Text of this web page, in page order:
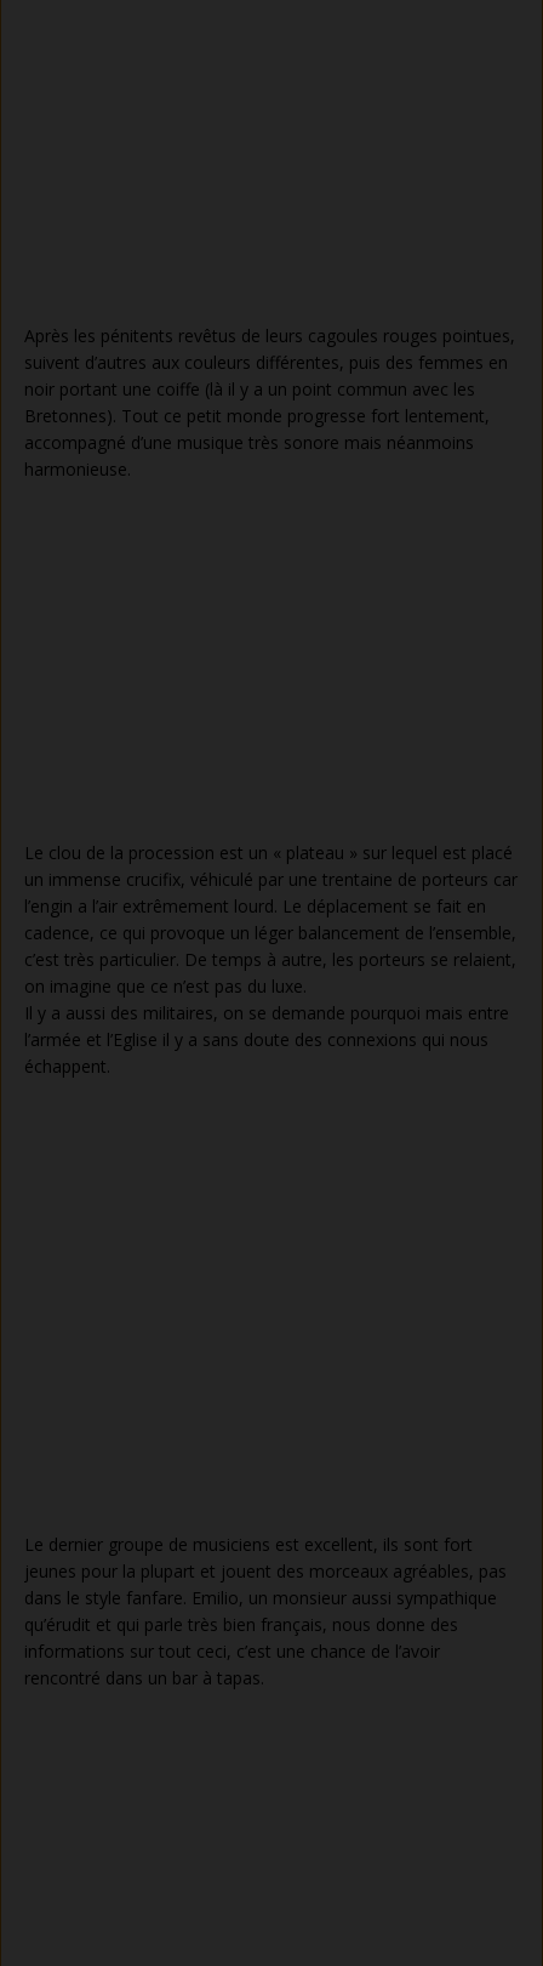
Après les pénitents revêtus de leurs cagoules rouges pointues,
suivent d’autres aux couleurs différentes, puis des femmes en
noir portant une coiffe (là il y a un point commun avec les
Bretonnes). Tout ce petit monde progresse fort lentement,
accompagné d’une musique très sonore mais néanmoins
harmonieuse.
Le clou de la procession est un « plateau » sur lequel est placé
un immense crucifix, véhiculé par une trentaine de porteurs car
l’engin a l’air extrêmement lourd. Le déplacement se fait en
cadence, ce qui provoque un léger balancement de l’ensemble,
c’est très particulier. De temps à autre, les porteurs se relaient,
on imagine que ce n’est pas du luxe.
Il y a aussi des militaires, on se demande pourquoi mais entre
l’armée et l’Eglise il y a sans doute des connexions qui nous
échappent.
Le dernier groupe de musiciens est excellent, ils sont fort
jeunes pour la plupart et jouent des morceaux agréables, pas
dans le style fanfare. Emilio, un monsieur aussi sympathique
qu’érudit et qui parle très bien français, nous donne des
informations sur tout ceci, c’est une chance de l’avoir
rencontré dans un bar à tapas.